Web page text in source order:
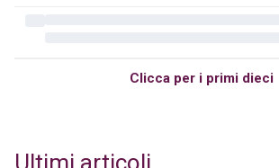
Clicca per i primi dieci
Ultimi articoli